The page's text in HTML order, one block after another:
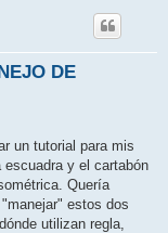
DE
un tutorial para mis
y el cartabón
Quería
estos dos
utilizan regla,